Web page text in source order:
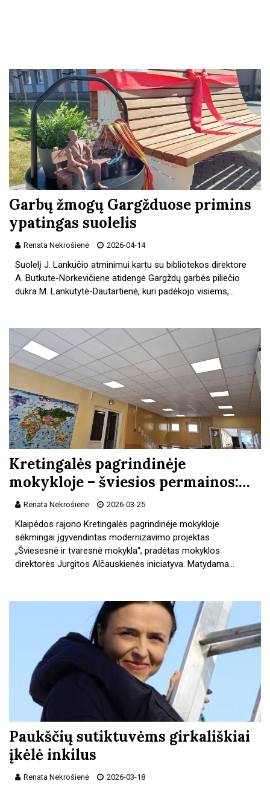
Garbų žmogų Gargžduose primins
ypatingas suolelis
Renata Nekrošienė 2026-04-14
Suolelį J. Lankučio atminimui kartu su bibliotekos direktore
A. Butkute-Norkevičiene atidengė Gargždų garbės piliečio
dukra M. Lankutytė-Dautartienė, kuri padėkojo visiems,…
Kretingalės pagrindinėje
mokykloje – šviesios permainos:…
Renata Nekrošienė 2026-03-25
Klaipėdos rajono Kretingalės pagrindinėje mokykloje
sėkmingai įgyvendintas modernizavimo projektas
„Šviesesnė ir tvaresnė mokykla“, pradėtas mokyklos
direktorės Jurgitos Alčauskienės iniciatyva. Matydama…
Paukščių sutiktuvėms girkališkiai
įkėlė inkilus
Renata Nekrošienė 2026-03-18